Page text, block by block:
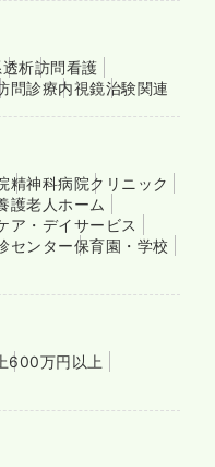
透析訪問看護
問診療内視鏡治験関連
精神科病院クリニック
護老人ホーム
ア・デイサービス
センター保育園・学校
600万円以上